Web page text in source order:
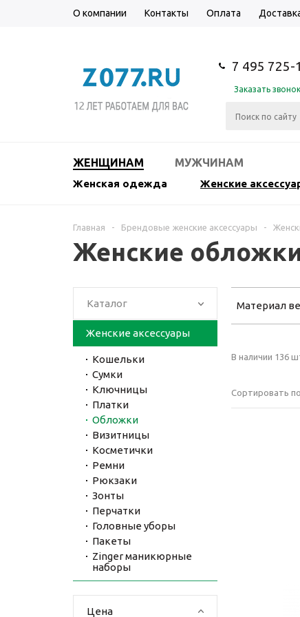
О компании Контакты Оплата
7 495 725-
Заказать звонок
ЖЕНЩИНАМ МУЖЧИНАМ
Женская одежда Женские
Главная - Брендовые женские аксессуары -
Женские обложки
Каталог
Женские аксессуары
Кошельки
Сумки
Ключницы
Платки
Обложки
Визитницы
Косметички
Ремни
Рюкзаки
Зонты
Перчатки
Головные уборы
Пакеты
Zinger маникюрные
наборы
Цена
Материал
В наличии 136
Сортировать